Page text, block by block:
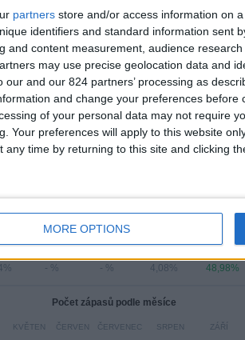
partners store and/or access information on
identifiers and standard information sent
and content measurement, audience
may use precise geolocation data and
our and our 824 partners’ processing as
and change your preferences before
of your personal data may not require
Your preferences will apply to this website
any time by returning to this site and clicking
MORE OPTIONS
Žebříček podle soutěží
Liga Pro
Zobrazit celý žebříček
Počet zápasů podle dne v týdnu
-
- %
-
- %
2
4,08%
24
48,98%
Počet zápasů podle měsíce
KVĚTEN ČERVEN ČERVENEC SRPEN ZÁŘÍ